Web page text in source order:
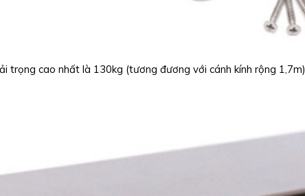
trọng cao nhất là 130kg (tương đương với cánh kính rộng 1,7m)